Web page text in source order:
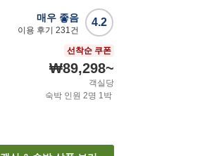
4.2
매우 좋음
이용 후기 231건
선착순 쿠폰
₩89,298~
객실당
숙박 인원 2명 1박